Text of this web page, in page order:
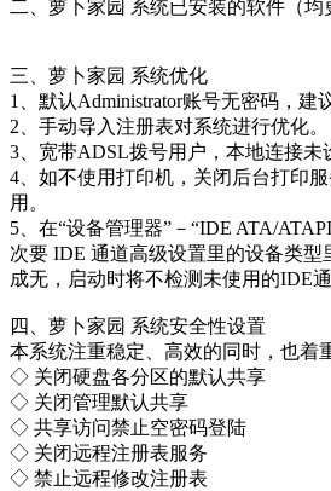
二、萝卜家园 系统已安装的软件（均
三、萝卜家园 系统优化
1、默认Administrator账号无密码，建
2、手动导入注册表对系统进行优化。
3、宽带ADSL拨号用户，本地连接未
4、如不使用打印机，关闭后台打印
用。
5、在“设备管理器”－“IDE ATA/
次要 IDE 通道高级设置里的设备类型
成无，启动时将不检测未使用的IDE通
四、萝卜家园 系统安全性设置
本系统注重稳定、高效的同时，也着
◇ 关闭硬盘各分区的默认共享
◇ 关闭管理默认共享
◇ 共享访问禁止空密码登陆
◇ 关闭远程注册表服务
◇ 禁止远程修改注册表